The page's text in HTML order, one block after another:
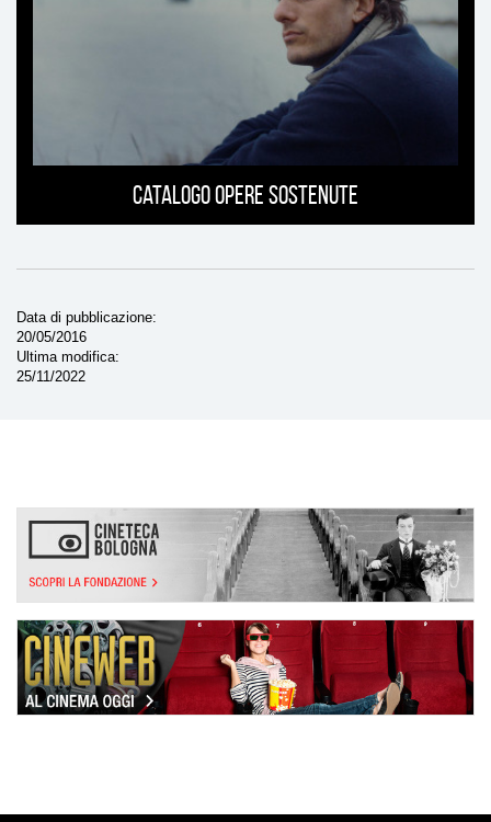
Catalogo opere sostenute
Data di pubblicazione
20/05/2016
Ultima modifica
25/11/2022